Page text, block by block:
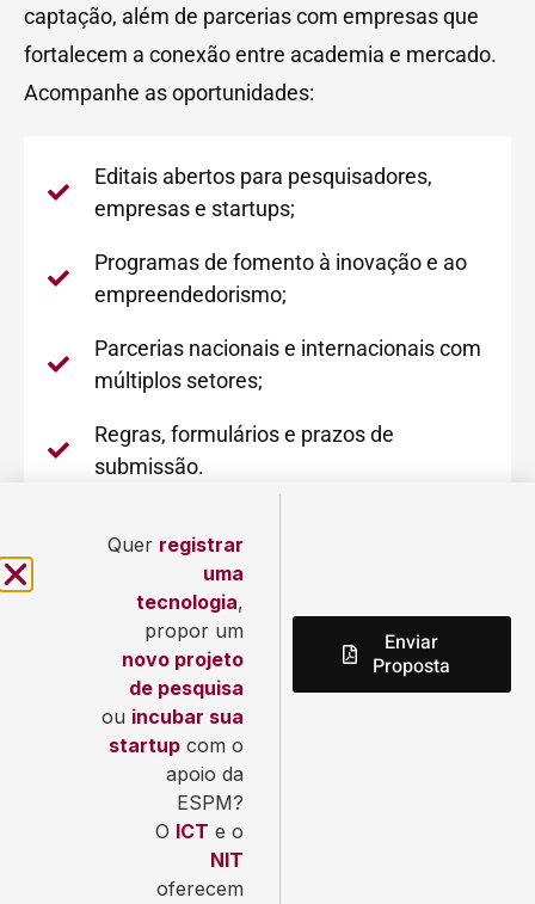
captação, além de parcerias com empresas que
fortalecem a conexão entre academia e mercado.
Acompanhe as oportunidades:
Editais abertos para pesquisadores,
empresas e startups;
Programas de fomento à inovação e ao
empreendedorismo;
Parcerias nacionais e internacionais com
múltiplos setores;
Regras, formulários e prazos de
submissão.
Acessar editais disponíveis
Envio de Projetos e
Patentes
Quer registrar
uma
tecnologia,
propor um
novo projeto
de pesquisa
ou incubar sua
startup com o
apoio da
ESPM?
O ICT e o
NIT
oferecem
Enviar
Proposta